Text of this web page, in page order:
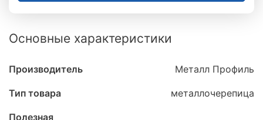
Основные характеристики
Производитель Металл Профиль
Тип товара металлочерепица
Полезная